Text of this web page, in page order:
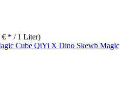
€ * / 1 Liter)
QiYi X Dino Skewb Magic